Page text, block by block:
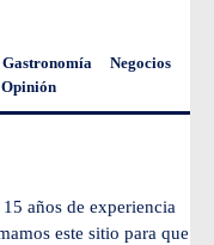
Gastronomía
Negocios
Opinión
años de experiencia
este sitio para que